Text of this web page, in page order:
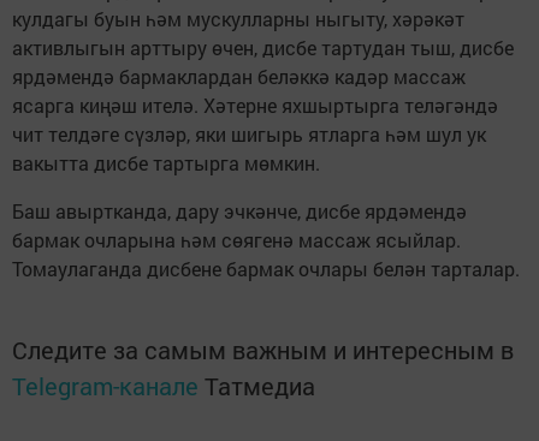
кулдагы буын һәм мускулларны ныгыту, хәрәкәт
активлыгын арттыру өчен, дисбе тартудан тыш, дисбе
ярдәмендә бармаклардан беләккә кадәр массаж
ясарга киңәш ителә. Хәтерне яхшыртырга теләгәндә
чит телдәге сүзләр, яки шигырь ятларга һәм шул ук
вакытта дисбе тартырга мөмкин.
Баш авыртканда, дару эчкәнче, дисбе ярдәмендә
бармак очларына һәм сөягенә массаж ясыйлар.
Томаулаганда дисбене бармак очлары белән тарталар.
Следите за самым важным и интересным в
Telegram-канале Татмедиа